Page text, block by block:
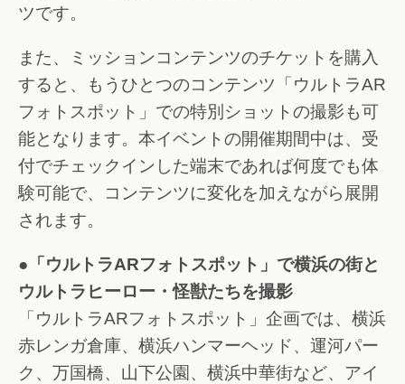
ツです。
また、ミッションコンテンツのチケットを購入
すると、もうひとつのコンテンツ「ウルトラAR
フォトスポット」での特別ショットの撮影も可
能となります。本イベントの開催期間中は、受
付でチェックインした端末であれば何度でも体
験可能で、コンテンツに変化を加えながら展開
されます。
●「ウルトラARフォトスポット」で横浜の街と
ウルトラヒーロー・怪獣たちを撮影
「ウルトラARフォトスポット」企画では、横浜
赤レンガ倉庫、横浜ハンマーヘッド、運河パー
ク、万国橋、山下公園、横浜中華街など、アイ